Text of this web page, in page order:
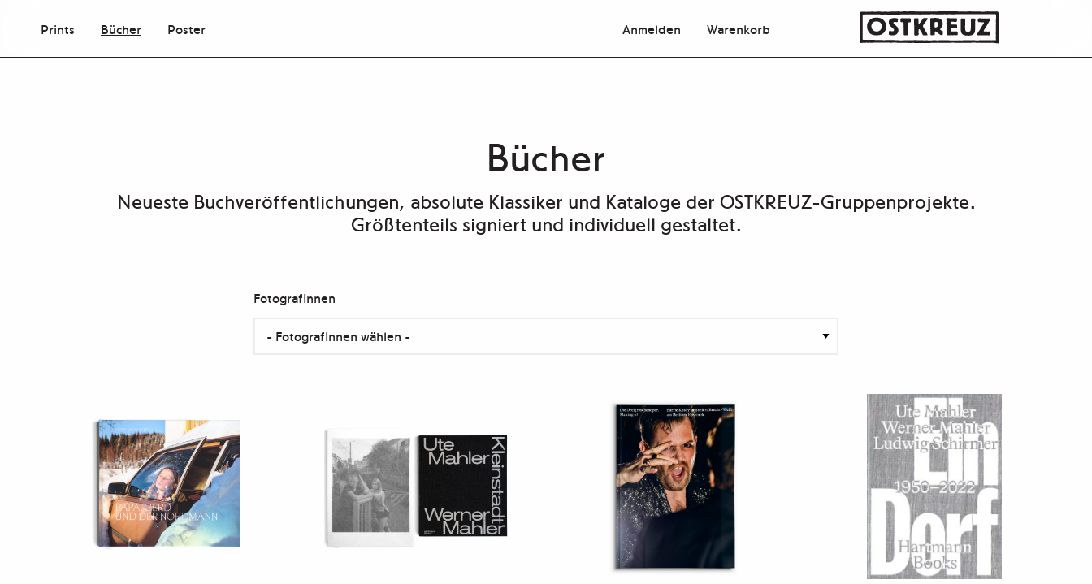
Prints Bücher Poster Anmelden Warenkorb
Bücher
Neueste Buchveröffentlichungen, absolute Klassiker und Kataloge der OSTKREUZ-Gruppenprojekte.
Größtenteils signiert und individuell gestaltet.
FotografInnen